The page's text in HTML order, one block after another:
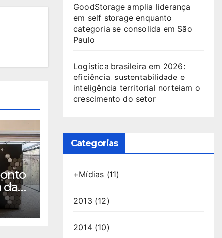
das
GoodStorage amplia liderança
em self storage enquanto
categoria se consolida em São
Paulo
Logística brasileira em 2026:
eficiência, sustentabilidade e
inteligência territorial norteiam o
crescimento do setor
Categorias
+Mídias (11)
2013 (12)
2014(10)